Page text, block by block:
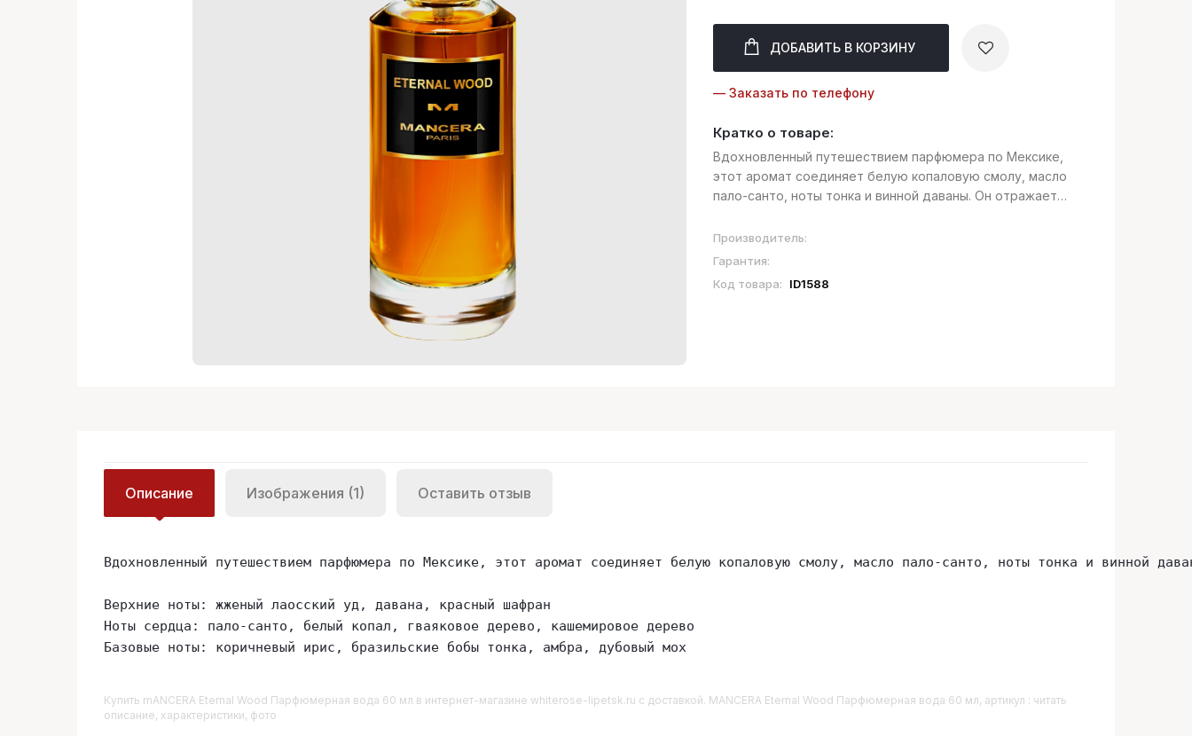
ДОБАВИТЬ В КОРЗИНУ
— Заказать по телефону
Кратко о товаре:
Вдохновленный путешествием парфюмера по Мексике,
этот аромат соединяет белую копаловую смолу, масло
пало-санто, ноты тонка и винной даваны. Он отражает
лесов, погружая в пленительные латиноамерикански...
Производитель:
Гарантия:
Код товара:
ID1588
Описание Изображения (1) Оставить отзыв
Вдохновленный путешествием парфюмера по Мексике, этот аромат соединяет белую копаловую смолу, масло пало-санто, ноты тонка и винной
Верхние ноты: жженый лаосский уд, давана, красный шафран
Ноты сердца: пало-санто, белый копал, гваяковое дерево, кашемировое дерево
Базовые ноты: коричневый ирис, бразильские бобы тонка, амбра, дубовый мох
Купить MANCERA Eternal Wood Парфюмерная вода 60 мл в интернет-магазине whiterose-lipetsk.ru с доставкой. MANCERA Eternal Wood Парфюмерная вода 60 мл, артикул : читать
описание, характеристики, фото